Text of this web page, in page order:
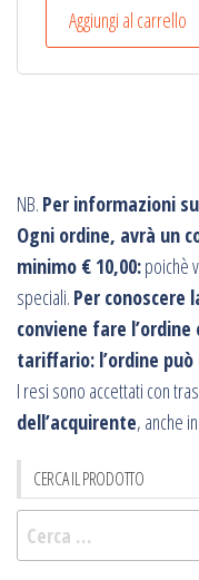
Aggiungi al carrello
NB. Per informazioni
Ogni ordine, avrà un
minimo € 10,00:poichè
speciali. Per
conviene fare
tariffario: l’ordine
I resi sono accettati con
dell’acquirente, anche
CERCA IL PRODOTTO
Ricerca
per: